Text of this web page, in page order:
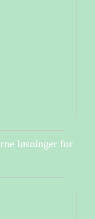
løsninger for